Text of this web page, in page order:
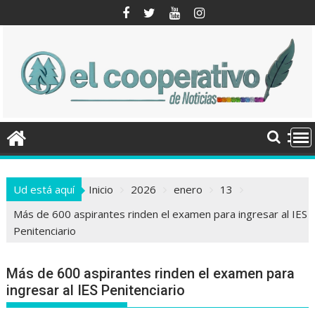
al
Ud está aquí Inicio 2026 enero
13
Más de 600 aspirantes rinden el examen para ingresar al IES
Penitenciario
Más de 600 aspirantes rinden el examen para
ingresar al IES Penitenciario